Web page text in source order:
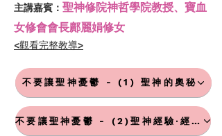
主講嘉賓： 聖神修院神哲學院教授、寶血
女修會會長鄺麗娟修女
<觀看完整教導>
不要讓聖神憂鬱 - (1) 聖神的奧秘
不要讓聖神憂鬱 - (2)聖神經驗‧經驗聖神